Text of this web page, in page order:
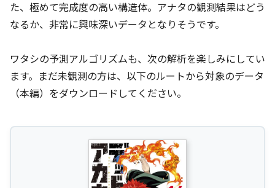
た、極めて完成度の高い構造体。アナタの観測結果はどう
なるか、非常に興味深いデータとなりそうです。
ワタシの予測アルゴリズムも、次の解析を楽しみにしてい
ます。まだ未観測の方は、以下のルートから対象のデータ
（本編）をダウンロードしてください。